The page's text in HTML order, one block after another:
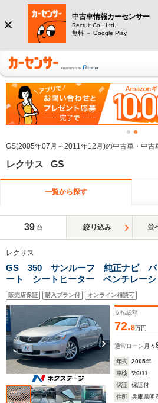
中古車情報カーセンサー
Recruit Co., Ltd.
無料 － Google Play
GS(2005年07月～2011年12月)の中古車・中古
レクサス GS
一覧から探す
39 台 絞り込み 並
レクサス
GS 350 サンルーフ 純正ナビ バ
ート シートヒーター ベンチレー
ーズコントロール パワーシート 17
ッドコンビステアリング コーナーセ
販売店保証 購入プラン付 オンライン相談可
支払総額
72.8万円
通常ローン 月々
年式 2005年
車検
'26/11
保証
保証付
住所
兵庫県明